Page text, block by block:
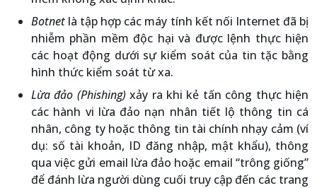
Botnet là tập hợp các máy tính kết nối Internet đã bị
nhiễm phần mềm độc hại và được lệnh thực hiện
các hoạt động dưới sự kiểm soát của tin tặc bằng
hình thức kiểm soát từ xa.
Lừa đảo (Phishing)xảy ra khi kẻ tấn công thực hiện
các hành vi lừa đảo nạn nhân tiết lộ thông tin cá
nhân, công ty hoặc thông tin tài chính nhạy cảm (ví
dụ: số tài khoản, ID đăng nhập, mật khẩu), thông
qua việc gửi email lừa đảo hoặc email “trông giống”
để đánh lừa người dùng cuối truy cập đến các trang